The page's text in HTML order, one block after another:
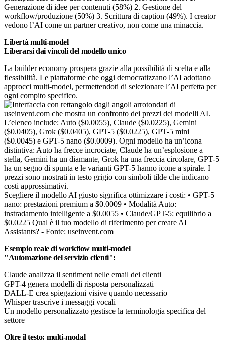
Generazione di idee per contenuti (58%) 2. Gestione del
workflow/produzione (50%) 3. Scrittura di caption (49%). I creator
vedono l’AI come un partner creativo, non come una minaccia.
Libertà multi-model
Liberarsi dai vincoli del modello unico
La builder economy prospera grazie alla possibilità di scelta e alla
flessibilità. Le piattaforme che oggi democratizzano l’AI adottano
approcci multi-model, permettendoti di selezionare l’AI perfetta per
ogni compito specifico.
Scegliere il modello AI giusto significa ottimizzare i costi: • GPT-5
nano: prestazioni premium a $0.0009 • Modalità Auto:
instradamento intelligente a $0.0055 • Claude/GPT-5: equilibrio a
$0.0225 Qual è il tuo modello di riferimento per creare AI
Assistants? - Fonte: useinvent.com
Esempio reale di workflow multi-model
"Automazione del servizio clienti":
Claude analizza il sentiment nelle email dei clienti
GPT-4 genera modelli di risposta personalizzati
DALL-E crea spiegazioni visive quando necessario
Whisper trascrive i messaggi vocali
Un modello personalizzato gestisce la terminologia specifica del
settore
Oltre il testo: multi-modal